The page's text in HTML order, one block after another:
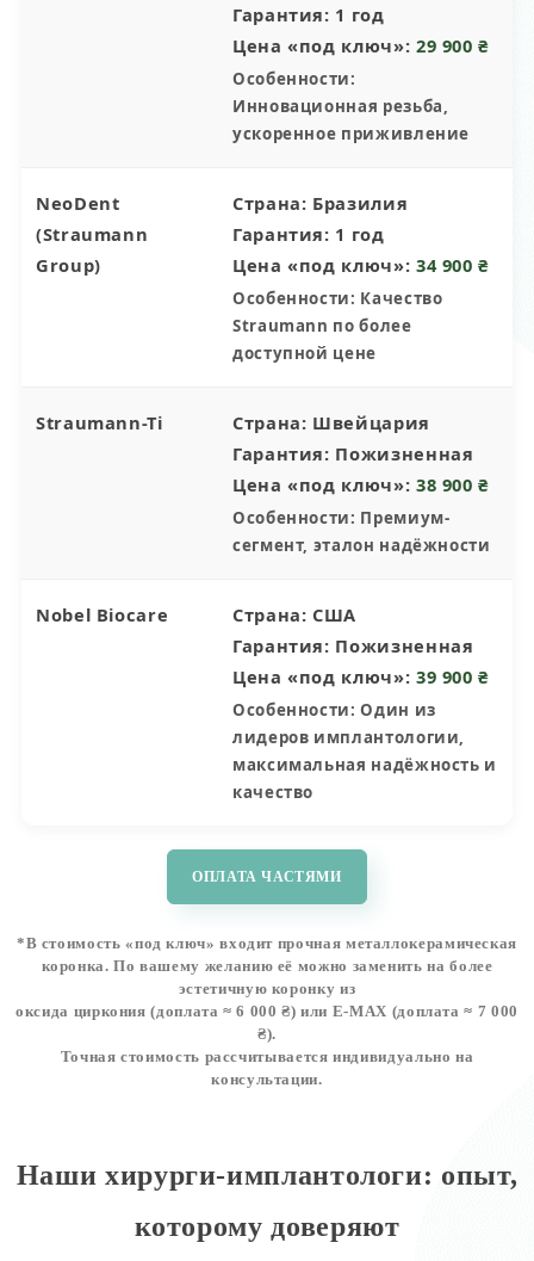
Гарантия: 1 год
Цена «под ключ»: 29 900 ₴
Особенности:
Инновационная резьба,
ускоренное приживление
NeoDent
(Straumann
Group)
Страна: Бразилия
Гарантия: 1 год
Цена «под ключ»: 34 900 ₴
Особенности: Качество
Straumann по более
доступной цене
Straumann-Ti Страна: Швейцария
Гарантия: Пожизненная
Цена «под ключ»: 38 900 ₴
Особенности: Премиум-
сегмент, эталон надёжности
Nobel Biocare Страна: США
Гарантия: Пожизненная
Цена «под ключ»: 39 900 ₴
Особенности: Один из
лидеров имплантологии,
максимальная надёжность и
качество
ОПЛАТА ЧАСТЯМИ
*В стоимость «под ключ» входит прочная металлокерамическая
коронка. По вашему желанию её можно заменить на более
эстетичную коронку из
оксидa циркония (доплата ≈ 6 000 ₴) или E-MAX (доплата ≈ 7 000
₴).
Точная стоимость рассчитывается индивидуально на
консультации.
Наши хирурги-имплантологи: опыт,
которому доверяют